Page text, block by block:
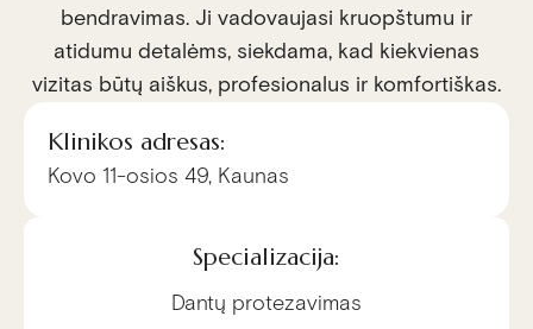
bendravimas. Ji vadovaujasi kruopštumu ir
atidumu detalėms, siekdama, kad kiekvienas
vizitas būtų aiškus, profesionalus ir komfortiškas.
Klinikos adresas:
Kovo 11-osios 49, Kaunas
Specializacija:
Dantų protezavimas